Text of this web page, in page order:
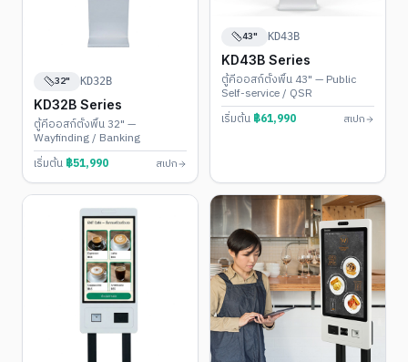
32" KD32B
KD32B Series
ตู้คีออสก์ตั้งพื้น 32" —
Wayfinding / Banking
เริ่มต้น ฿51,990 สเปก
43" KD43B
KD43B Series
ตู้คีออสก์ตั้งพื้น 43" — Public
Self-service / QSR
เริ่มต้น ฿61,990 สเปก